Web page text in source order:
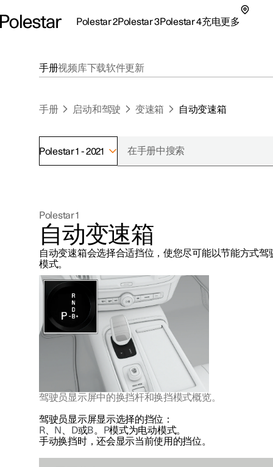
Polestar 2Polestar 3Polestar 4充电更多
联系我们
极星官方二手车
探索Polestar 3
联系我们
公共充电
家庭充电
车主服务
注册新闻
（在新窗
手册视频库下载软件更新
手册 启动和驾驶 变速箱 自动变速箱
Polestar 1 - 2021
Polestar 1
自动变速箱
自动变速箱会选择合适挡位，使您尽可能以节能方式驾
模式。
驾驶员显示屏中的换挡杆和换挡模式概览。
驾驶员显示屏显示选择的挡位：
R、 N D或B。 P模式为电动模式。
手动换挡时，还会显示当前使用的挡位。